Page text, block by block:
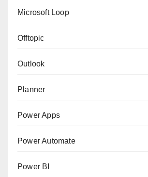
Microsoft Loop
Offtopic
Outlook
Planner
Power Apps
Power Automate
Power BI